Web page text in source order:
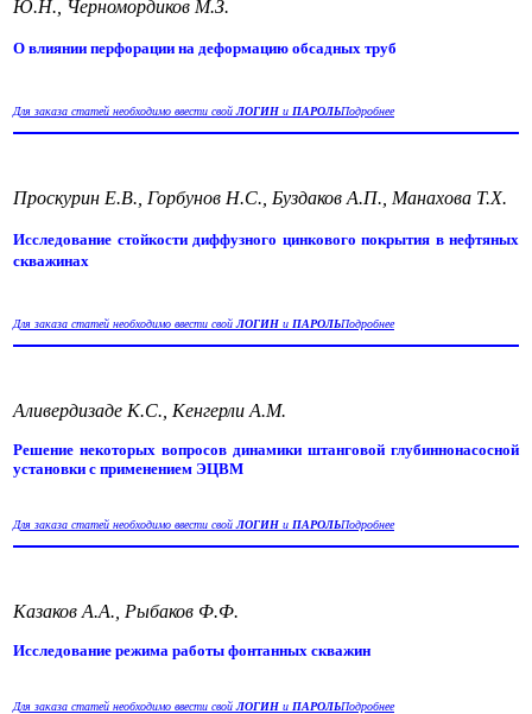
Ю.Н., Черномордиков М.З.
О влиянии перфорации на деформацию обсадных труб
Для заказа статей необходимо ввести свойЛОГИН и ПАРОЛЬПодробнее
Проскурин Е.В., Горбунов Н.С., Буздаков А.П., Манахова Т.Х.
Исследование стойкости диффузного цинкового покрытия в нефтяных
скважинах
Для заказа статей необходимо ввести свойЛОГИН и ПАРОЛЬПодробнее
Аливердизаде К.С., Кенгерли А.М.
Решение некоторых вопросов динамики штанговой глубиннонасосной
установки с применением ЭЦВМ
Для заказа статей необходимо ввести свойЛОГИН и ПАРОЛЬПодробнее
Казаков А.А., Рыбаков Ф.Ф.
Исследование режима работы фонтанных скважин
Для заказа статей необходимо ввести свойЛОГИН и ПАРОЛЬПодробнее